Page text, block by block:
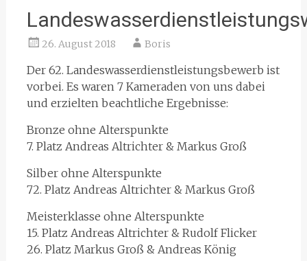
26. August 2018 Boris
Der 62. Landeswasserdienstleistungsbewerb ist
vorbei. Es waren 7 Kameraden von uns dabei
und erzielten beachtliche Ergebnisse:
Bronze ohne Alterspunkte
7. Platz Andreas Altrichter & Markus Groß
Silber ohne Alterspunkte
72. Platz Andreas Altrichter & Markus Groß
Meisterklasse ohne Alterspunkte
15. Platz Andreas Altrichter & Rudolf Flicker
26. Platz Markus Groß & Andreas König